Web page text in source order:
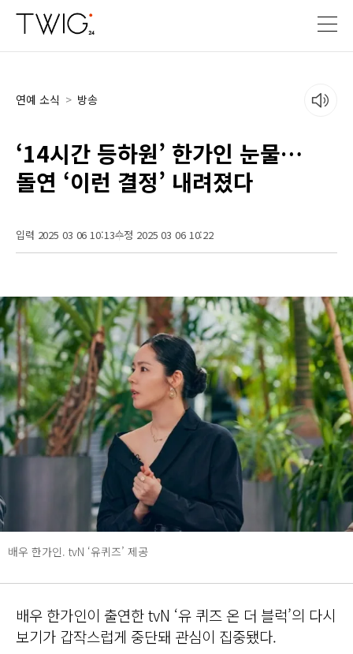
연예 소식 > 방송
‘14시간 등하원’ 한가인 눈물…
돌연 ‘이런 결정’ 내려졌다
입력 2025 03 06 10:13수정 2025 03 06 10:22
배우 한가인. tvN ‘유퀴즈’ 제공
배우 한가인이 출연한 tvN ‘유 퀴즈 온 더 블럭’의 다시
보기가 갑작스럽게 중단돼 관심이 집중됐다.